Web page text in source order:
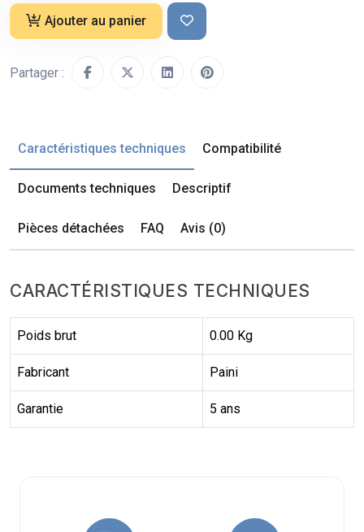
Ajouter au panier
Partager :
Caractéristiques techniques Compatibilité
Documents techniques Descriptif
Pièces détachées FAQ Avis (0)
CARACTÉRISTIQUES TECHNIQUES
Poids brut 0.00 Kg
Fabricant Paini
Garantie 5 ans